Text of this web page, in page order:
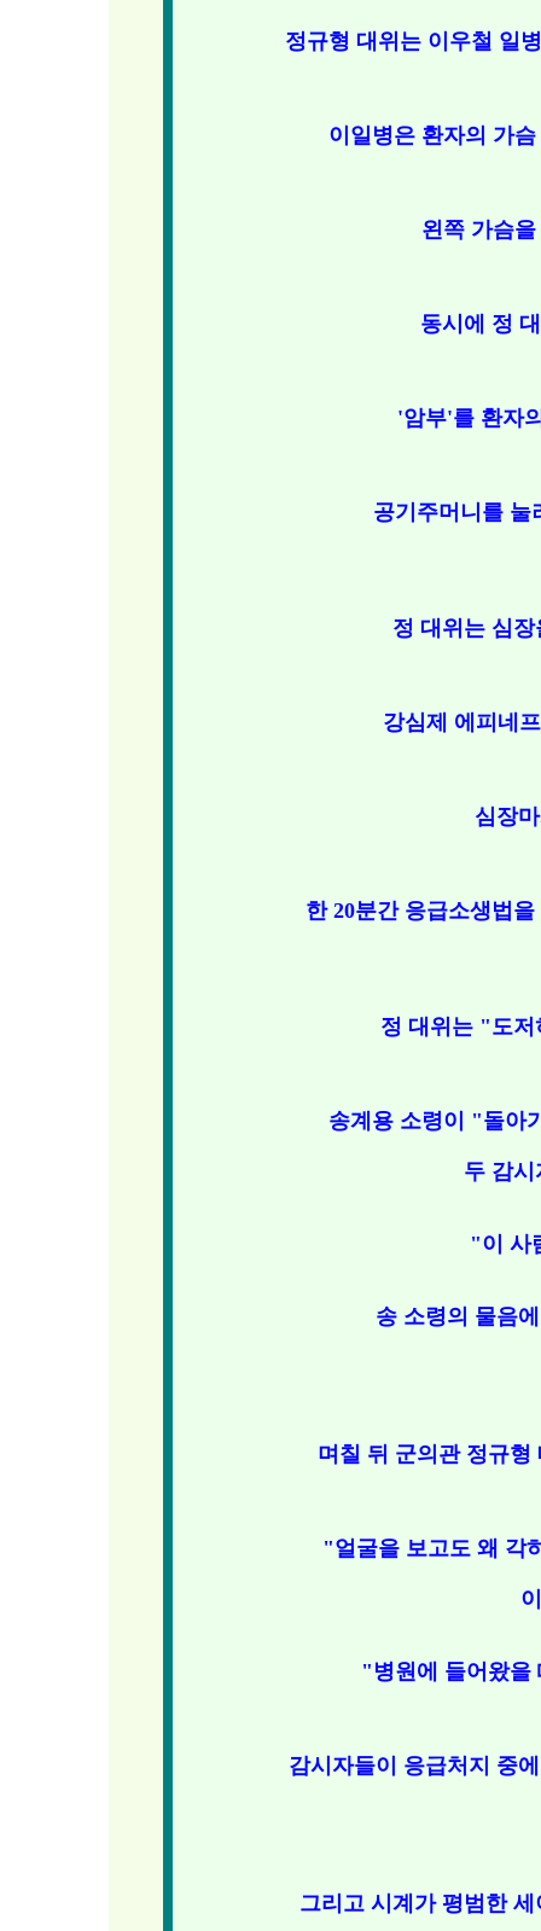
정규형 대위는 이우철 일
이일병은 환자의 가
왼쪽 가슴
동시에 정
'암부'를 환자
공기주머니를 눌
정 대위는 심
강심제 에피네
심장
한 20분간 응급소생법
정 대위는 "도
송계용 소령이 "돌아
두 감
"이 사
송 소령의 물음
며칠 뒤 군의관 정규
"얼굴을 보고도 왜 각
"병원에 들어왔을
감시자들이 응급처지 중
그리고 시계가 평범한